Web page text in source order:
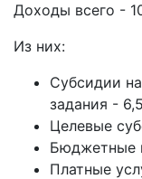
Доходы всего -
Из них:
Субсидии
задания -
Целевые
Бюджетные
Платные